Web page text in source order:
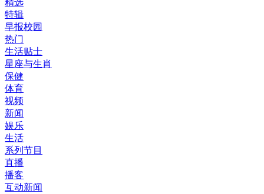
精选
特辑
早报校园
热门
生活贴士
星座与生肖
保健
体育
视频
新闻
娱乐
生活
系列节目
直播
播客
互动新闻